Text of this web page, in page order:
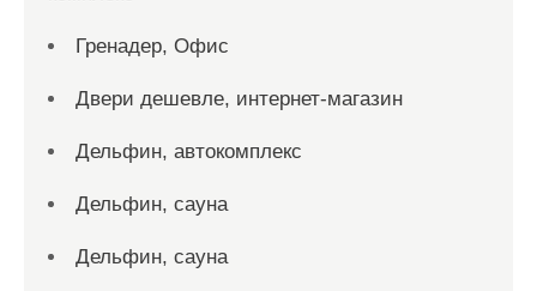
Гренадер, Офис
Двери дешевле, интернет-магазин
Дельфин, автокомплекс
Дельфин, сауна
Дельфин, сауна